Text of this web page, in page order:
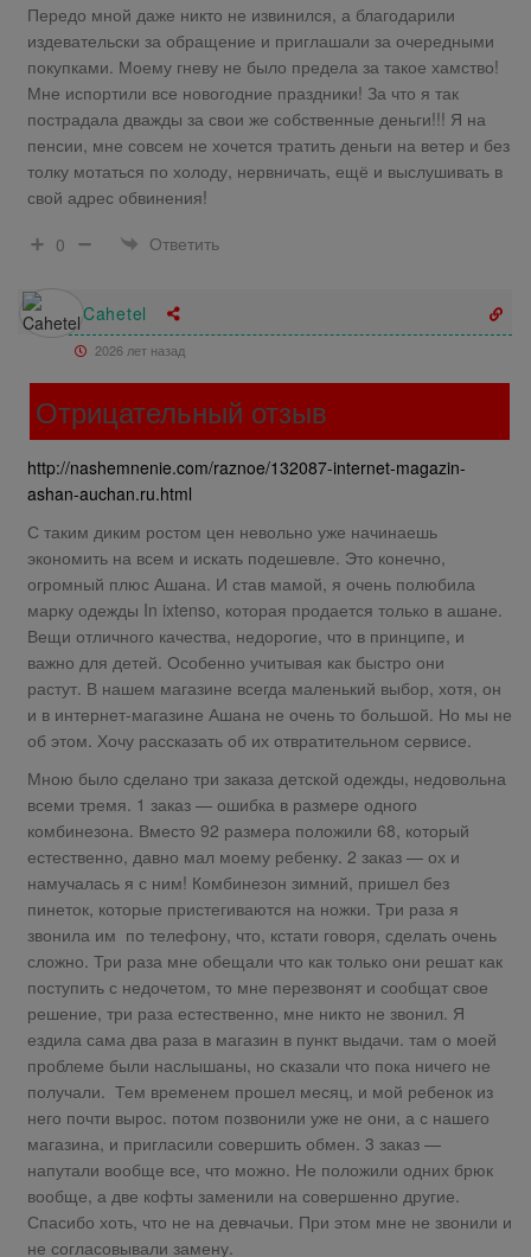
Передо мной даже никто не извинился, а благодарили
издевательски за обращение и приглашали за очередными
покупками. Моему гневу не было предела за такое хамство!
Мне испортили все новогодние праздники! За что я так
пострадала дважды за свои же собственные деньги!!! Я на
пенсии, мне совсем не хочется тратить деньги на ветер и без
толку мотаться по холоду, нервничать, ещё и выслушивать в
свой адрес обвинения!
0
Ответить
Cahetel
2026 лет назад
Отрицательный отзыв
http://nashemnenie.com/raznoe/132087-internet-magazin-
ashan-auchan.ru.html
С таким диким ростом цен невольно уже начинаешь
экономить на всем и искать подешевле. Это конечно,
огромный плюс Ашана. И став мамой, я очень полюбила
марку одежды In ixtenso, которая продается только в ашане.
Вещи отличного качества, недорогие, что в принципе, и
важно для детей. Особенно учитывая как быстро они
растут. В нашем магазине всегда маленький выбор, хотя, он
и в интернет-магазине Ашана не очень то большой. Но мы не
об этом. Хочу рассказать об их отвратительном сервисе.
Мною было сделано три заказа детской одежды, недовольна
всеми тремя. 1 заказ — ошибка в размере одного
комбинезона. Вместо 92 размера положили 68, который
естественно, давно мал моему ребенку. 2 заказ — ох и
намучалась я с ним! Комбинезон зимний, пришел без
пинеток, которые пристегиваются на ножки. Три раза я
звонила им по телефону, что, кстати говоря, сделать очень
сложно. Три раза мне обещали что как только они решат как
поступить с недочетом, то мне перезвонят и сообщат свое
решение, три раза естественно, мне никто не звонил. Я
ездила сама два раза в магазин в пункт выдачи. там о моей
проблеме были наслышаны, но сказали что пока ничего не
получали. Тем временем прошел месяц, и мой ребенок из
него почти вырос. потом позвонили уже не они, а с нашего
магазина, и пригласили совершить обмен. 3 заказ —
напутали вообще все, что можно. Не положили одних брюк
вообще, а две кофты заменили на совершенно другие.
Спасибо хоть, что не на девчачьи. При этом мне не звонили и
не согласовывали замену.